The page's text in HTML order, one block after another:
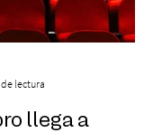
llega a
lectura